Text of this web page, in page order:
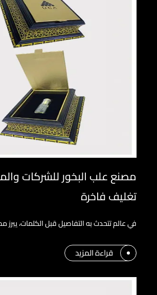
مصنع علب البخور للشركات
تغليف فاخرة
في عالم تتحدث به التفاصيل قبل الكلمات، يبرز
قراءة المزيد